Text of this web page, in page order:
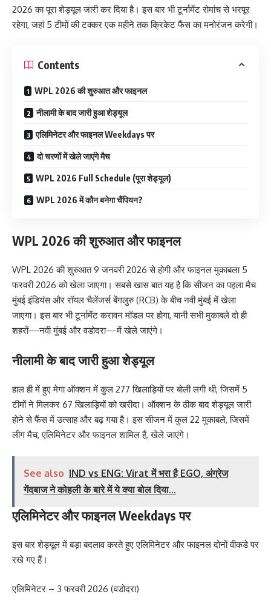
2026 का पूरा शेड्यूल जारी कर दिया है। इस बार भी टूर्नामेंट रोमांच से भरपूर
रहेगा, जहां 5 टीमों की टक्कर एक महीने तक क्रिकेट फैंस का मनोरंजन करेगी।
Contents
WPL 2026 की शुरुआत और फाइनल
नीलामी के बाद जारी हुआ शेड्यूल
एलिमिनेटर और फाइनल Weekdays पर
दो चरणों में खेले जाएंगे मैच
WPL 2026 Full Schedule (पूरा शेड्यूल)
WPL 2026 में कौन बनेगा चैंपियन?
WPL 2026 की शुरुआत और फाइनल
WPL 2026 की शुरुआत 9 जनवरी 2026 से होगी और फाइनल मुकाबला 5
फरवरी 2026 को खेला जाएगा। सबसे खास बात यह है कि सीजन का पहला मैच
मुंबई इंडियंस और रॉयल चैलेंजर्स बेंगलुरु (RCB) के बीच नवी मुंबई में खेला
जाएगा। इस बार भी टूर्नामेंट करावन मॉडल पर होगा, यानी सभी मुकाबले दो ही
शहरों—नवी मुंबई और वडोदरा—में खेले जाएंगे।
नीलामी के बाद जारी हुआ शेड्यूल
हाल ही में हुए मेगा ऑक्शन में कुल 277 खिलाड़ियों पर बोली लगी थी, जिसमें 5
टीमों ने मिलकर 67 खिलाड़ियों को खरीदा। ऑक्शन के ठीक बाद शेड्यूल जारी
होने से फैंस में उत्साह और बढ़ गया है। इस सीजन में कुल 22 मुकाबले, जिसमें
लीग मैच, एलिमिनेटर और फाइनल शामिल हैं, खेले जाएंगे।
See also IND vs ENG: Virat में भरा है EGO, अंग्रेज
गेंदबाज ने कोहली के बारे में ये क्या बोल दिया...
एलिमिनेटर और फाइनल Weekdays पर
इस बार शेड्यूल में बड़ा बदलाव करते हुए एलिमिनेटर और फाइनल दोनों वीकडे पर
रखे गए हैं।
एलिमिनेटर – 3 फरवरी 2026 (वडोदरा)